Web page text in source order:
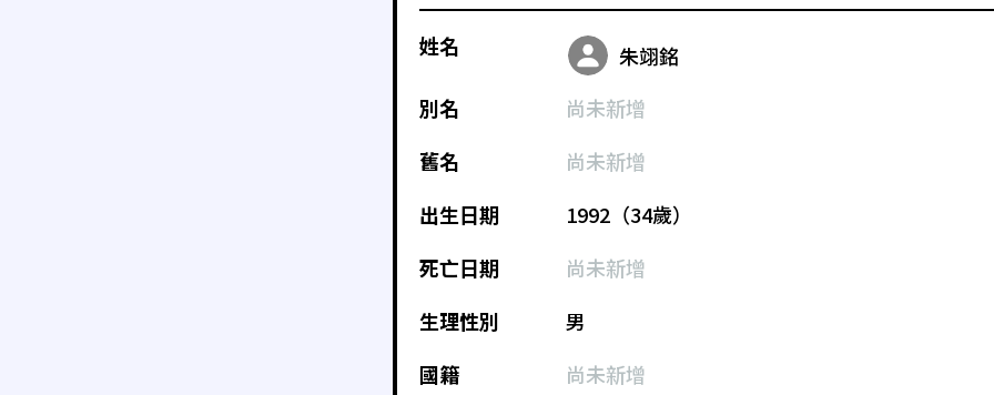
姓名
朱翊銘
別名
尚未新增
舊名
尚未新增
出生日期
1992（34歲）
死亡日期
尚未新增
生理性別
男
國籍
尚未新增